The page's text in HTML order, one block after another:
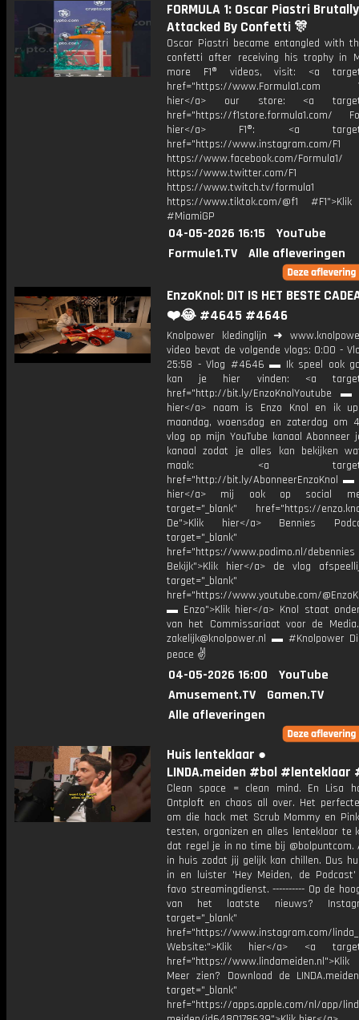
FORMULA 1: Oscar Piastri Brutally
Attacked By Confetti 🎊
Oscar Piastri became entangled with
confetti after receiving his trophy in
more F1® videos, visit: <a
href="https://www.Formula1.com
hier</a> our store: <a
href="https://f1store.formula1.com/
hier</a> F1®: <a
href="https://www.instagram.com/F1
https://www.facebook.com/Formula1/
https://www.twitter.com/F1
https://www.twitch.tv/formula1
https://www.tiktok.com/@f1
#MiamiGP
04-05-2026 16:15
YouTube
Formule1.TV
Alle afleveringen
EnzoKnol: DIT IS HET BESTE
❤️😂 #4645 #4646
Knolpower kledinglijn ➜
video bevat de volgende vlogs: 0:00 -
25:58 - Vlog #4646 ▬ Ik speel ook
kan je hier vinden: <a
href="http://bit.ly/EnzoKnolYoutube ▬
hier</a> naam is Enzo Knol en ik
maandag, woensdag en zaterdag om
vlog op mijn YouTube kanaal Abonneer
kanaal zodat je alles kan bekijken
maak: <a
href="http://bit.ly/AbonneerEnzoKnol ▬
hier</a> mij ook op social
target="_blank" href="https://
De">Klik hier</a> Bennies
target="_blank"
href="https://www.podimo.nl/debennies
Bekijk">Klik hier</a> de vlog
target="_blank"
href="https://www.youtube.com/
▬ Enzo">Klik hier</a> Knol staat
van het Commissariaat voor de
zakelijk@knolpower.nl ▬ #Knolpower
peace ✌
04-05-2026 16:00
YouTube
Amusement.TV
Gamen.TV
Alle afleveringen
Huis lenteklaar ●
LINDA.meiden #bol #lenteklaar
Clean space = clean mind. En Lisa
Ontploft en chaos all over. Het
om die hack met Scrub Mommy en
testen, organizen en alles lenteklaar te
dat regel je in no time bij @bolpuntcom.
in huis zodat jij gelijk kan chillen. Dus
in en luister 'Hey Meiden, de
favo streamingdienst. ---------- Op de
van het laatste nieuws?
target="_blank"
href="https://www.instagram.com/
Website:">Klik hier</a> <a
href="https://
Meer zien? Download de
target="_blank"
href="https://apps.apple.com/nl/app/